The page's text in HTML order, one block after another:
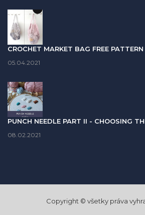
CROCHET MARKET BAG FREE PATTERN
05.04.2021
PUNCH NEEDLE PART II - CHOOSING
08.02.2021
Copyright © všetky práva